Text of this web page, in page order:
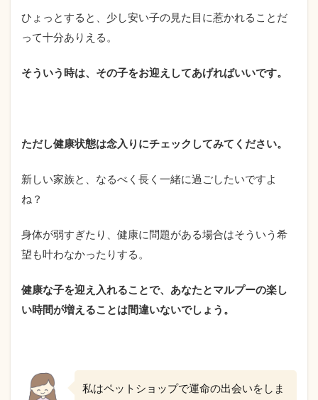
ひょっとすると、少し安い子の見た目に惹かれることだ
って十分ありえる。
そういう時は、その子をお迎えしてあげればいいです。
ただし健康状態は念入りにチェックしてみてください。
新しい家族と、なるべく長く一緒に過ごしたいですよ
ね？
身体が弱すぎたり、健康に問題がある場合はそういう希
望も叶わなかったりする。
健康な子を迎え入れることで、あなたとマルプーの楽し
い時間が増えることは間違いないでしょう。
私はペットショップで運命の出会いをしま